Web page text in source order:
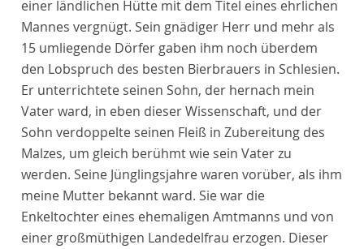
einer ländlichen Hütte mit dem Titel eines ehrlichen
Mannes vergnügt. Sein gnädiger Herr und mehr als
15 umliegende Dörfer gaben ihm noch überdem
den Lobspruch des besten Bierbrauers in Schlesien.
Er unterrichtete seinen Sohn, der hernach mein
Vater ward, in eben dieser Wissenschaft, und der
Sohn verdoppelte seinen Fleiß in Zubereitung des
Malzes, um gleich berühmt wie sein Vater zu
werden. Seine Jünglingsjahre waren vorüber, als ihm
meine Mutter bekannt ward. Sie war die
Enkeltochter eines ehemaligen Amtmanns und von
einer großmüthigen Landedelfrau erzogen. Dieser